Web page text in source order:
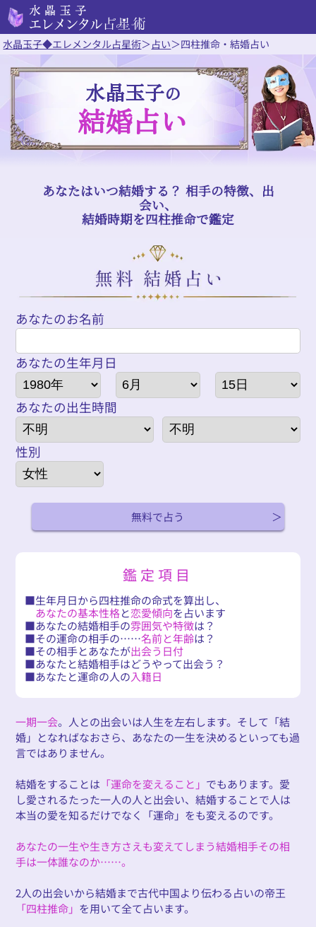
水晶玉子◆エレメンタル占星術＞占い＞四柱推命・結婚占い
水晶玉子の
結婚占い
あなたはいつ結婚する？ 相手の特徴、出
会い、
結婚時期を四柱推命で鑑定
あなたのお名前
あなたの生年月日
あなたの出生時間
性別
無料で占う
鑑定項目
生年月日から四柱推命の命式を算出し、
あなたの基本性格と恋愛傾向を占います
あなたの結婚相手の雰囲気や特徴は？
その運命の相手の……名前と年齢は？
その相手とあなたが出会う日付
あなたと結婚相手はどうやって出会う？
あなたと運命の人の入籍日
一期一会。人との出会いは人生を左右します。そして「結
婚」となればなおさら、あなたの一生を決めるといっても過
言ではありません。
結婚をすることは 「運命を変えること」 でもあります。愛
し愛されるたった一人の人と出会い、結婚することで人は
本当の愛を知るだけでなく「運命」をも変えるのです。
あなたの一生や生き方さえも変えてしまう結婚相手その相
手は一体誰なのか……。
2人の出会いから結婚まで古代中国より伝わる占いの帝王
「四柱推命」 を用いて全て占います。